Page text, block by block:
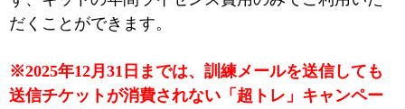
だくことができます。
※2025年12月31日までは、訓練メールを送信しても
送信チケットが消費されない「超トレ」キャンペー